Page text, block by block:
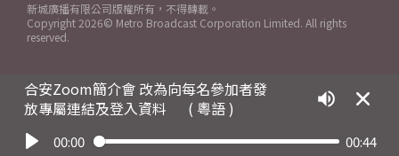
合安Zoom簡介會 改為向每名參加者發
放專屬連結及登入資料
( 粵語 )
00:00 00:44
新城廣播有限公司版權所有，不得轉載。
Copyright 2026© Metro Broadcast Corporation Limited. All rights
reserved.